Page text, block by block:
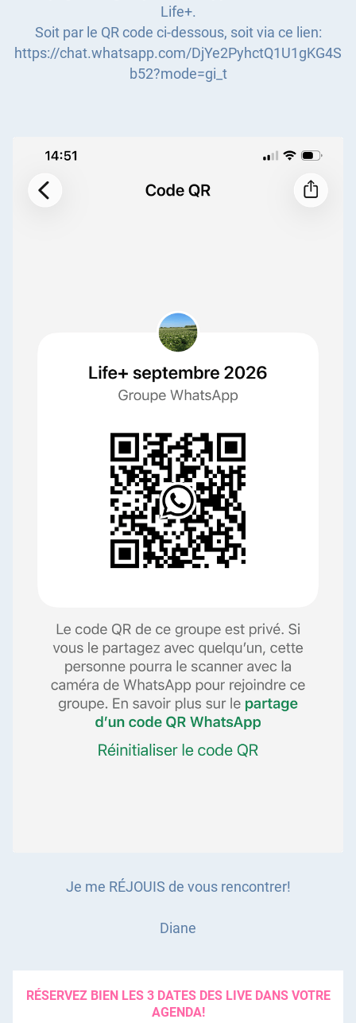
Life+.
Soit par le QR code ci-dessous, soit via ce lien:
https://chat.whatsapp.com/DjYe2PyhctQ1U1gKG4S
b52?mode=gi_t
Je me RÉJOUIS de vous rencontrer!
Diane
RÉSERVEZ BIEN LES 3 DATES DES LIVE DANS VOTRE
AGENDA!